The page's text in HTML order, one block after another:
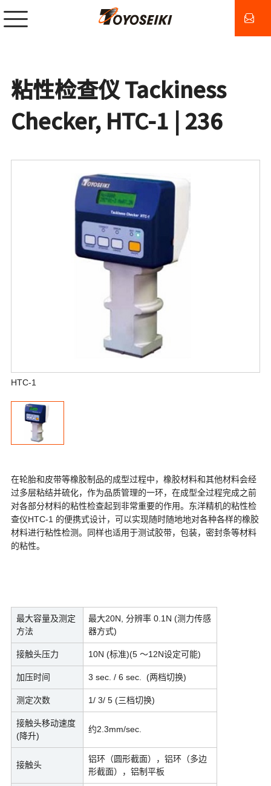
粘性检查仪 Tackiness
Checker, HTC-1 | 236
HTC-1
在轮胎和皮带等橡胶制品的成型过程中，橡胶材料和其他材料会经
过多层粘结并硫化，作为品质管理的一环，在成型全过程完成之前
对各部分材料的粘性检查起到非常重要的作用。东洋精机的粘性检
查仪HTC-1 的便携式设计，可以实现随时随地地对各种各样的橡胶
材料进行粘性检测。同样也适用于测试胶带，包装，密封条等材料
的粘性。
最大容量及测定
方法
最大20N, 分辨率 0.1N (测力传感
器方式)
接触头压力 10N (标准)(5 ～12N设定可能)
加压时间 3 sec. / 6 sec. (两档切换)
测定次数 1/ 3/ 5 (三档切换)
接触头移动速度
(降升)
约2.3mm/sec.
接触头
铝环（圆形截面），铝环（多边
形截面），铝制平板